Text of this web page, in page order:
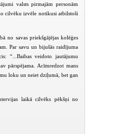
valsts pirmajām personām
cilvēku izvēle notikusi atbilstoši
no savas priekšgājējas kolēģes
Par savu un bijušās raidījuma
“...Baibas veidoto jautājumu
pārspējama. Acīmredzot mans
loku un neiet dziļumā, bet gan
laikā cilvēks pēkšņi no